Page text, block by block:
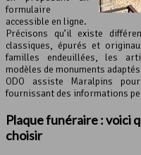
formulaire
accessible en ligne.
Précisons qu’il existe
classiques, épurés et
familles endeuillées, les
modèles de monuments
ODO assiste Maralpins
fournissant des informations
Plaque funéraire : voici
choisir